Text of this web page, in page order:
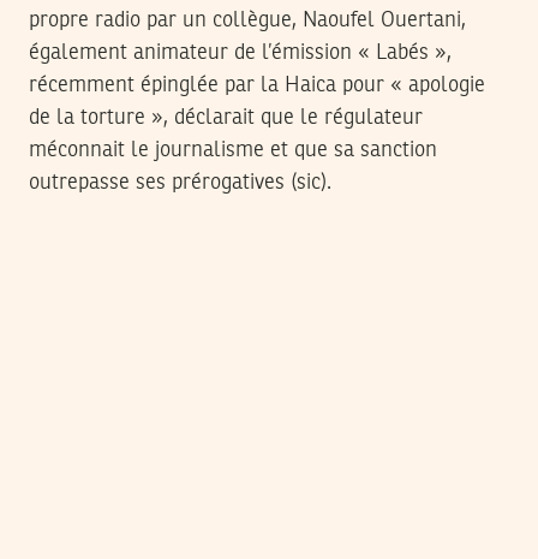
propre radio par un collègue, Naoufel Ouertani,
également animateur de l’émission « Labés »,
récemment épinglée par la Haica pour « apologie
de la torture », déclarait que le régulateur
méconnait le journalisme et que sa sanction
outrepasse ses prérogatives (sic).